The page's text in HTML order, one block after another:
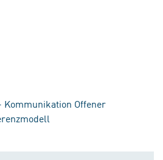
Offener